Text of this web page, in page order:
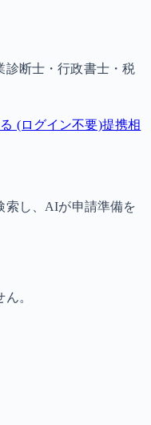
診断士・行政書士・税
(ログイン不要)提携相
索し、AIが申請準備を
。